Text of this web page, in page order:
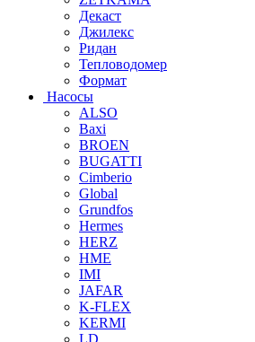
Декаст
Джилекс
Ридан
Тепловодомер
Формат
Насосы
ALSO
Baxi
BROEN
BUGATTI
Cimberio
Global
Grundfos
Hermes
HERZ
HME
IMI
JAFAR
K-FLEX
KERMI
LD